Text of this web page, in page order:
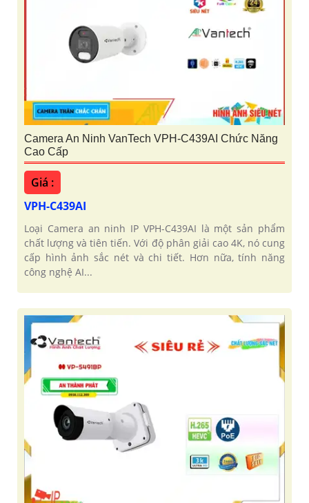
Camera An Ninh VanTech VPH-C439AI Chức Năng
Cao Cấp
Giá :
VPH-C439AI
Loại Camera an ninh IP VPH-C439AI là một sản phẩm
chất lượng và tiên tiến. Với độ phân giải cao 4K, nó cung
cấp hình ảnh sắc nét và chi tiết. Hơn nữa, tính năng
công nghệ AI...